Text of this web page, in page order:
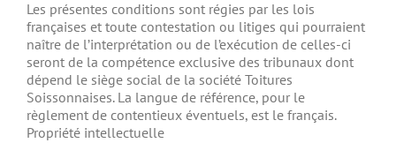
Les présentes conditions sont régies par les lois
françaises et toute contestation ou litiges qui pourraient
naître de l’interprétation ou de l’exécution de celles-ci
seront de la compétence exclusive des tribunaux dont
dépend le siège social de la société Toitures
Soissonnaises. La langue de référence, pour le
règlement de contentieux éventuels, est le français.
Propriété intellectuelle